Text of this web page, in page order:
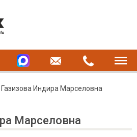
Газизова Индира Марселовна
Марселовна